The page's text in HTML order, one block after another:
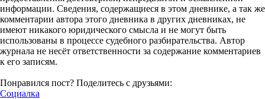
информации. Сведения, содержащиеся в этом дневнике, а так же
комментарии автора этого дневника в других дневниках, не
имеют никакого юридического смысла и не могут быть
использованы в процессе судебного разбирательства. Автор
журнала не несёт ответственности за содержание комментариев
к его записям.
Понравился пост? Поделитесь с друзьями:
Социалка